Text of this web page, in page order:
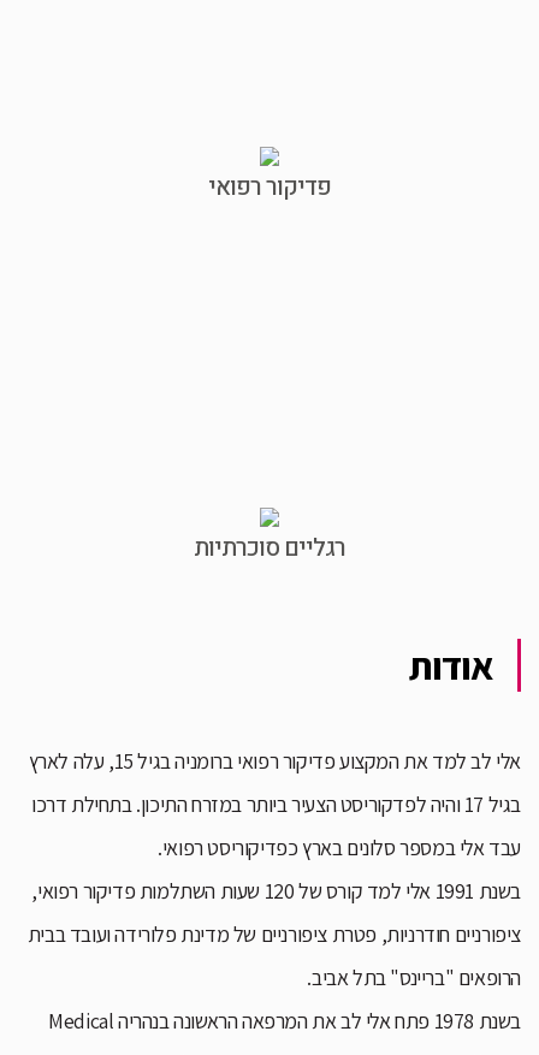
פדיקור רפואי
רגליים סוכרתיות
אודות
אלי לב למד את המקצוע פדיקור רפואי ברומניה בגיל 15, עלה לארץ
בגיל 17 והיה לפדקוריסט הצעיר ביותר במזרח התיכון. בתחילת דרכו
עבד אלי במספר סלונים בארץ כפדיקוריסט רפואי.
בשנת 1991 אלי למד קורס של 120 שעות השתלמות פדיקור רפואי,
ציפורניים חודרניות, פטרת ציפורניים של מדינת פלורידה ועובד בבית
הרופאים "בריינס" בתל אביב.
בשנת 1978 פתח אלי לב את המרפאה הראשונה בנהריה Medical